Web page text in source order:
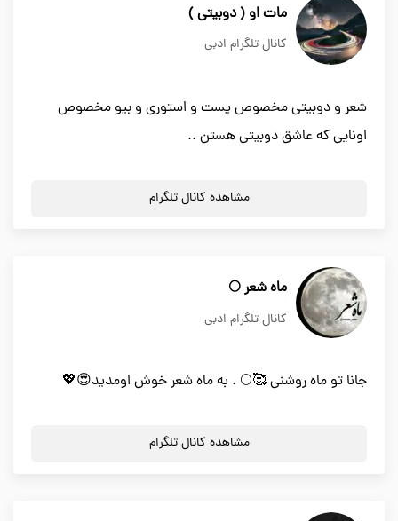
مات او ( دوبیتی )
کانال تلگرام ادبی
شعر و دوبیتی مخصوص پست و استوری و بیو مخصوص
اونایی که عاشق دوبیتی هستن ..
مشاهده کانال تلگرام
ماه شعر 🌕
کانال تلگرام ادبی
جانا تو ماه روشنی 🥰🌕 . به ماه شعر خوش اومدید😍💖
مشاهده کانال تلگرام